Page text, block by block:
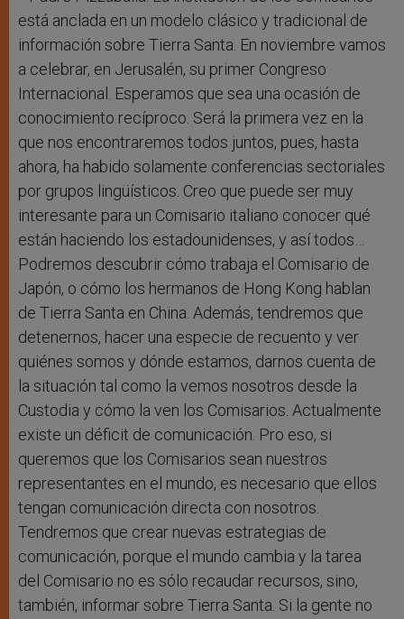
está anclada en un modelo clásico y tradicional de
información sobre Tierra Santa. En noviembre vamos
a celebrar, en Jerusalén, su primer Congreso
Internacional. Esperamos que sea una ocasión de
conocimiento recíproco. Será la primera vez en la
que nos encontraremos todos juntos, pues, hasta
ahora, ha habido solamente conferencias sectoriales
por grupos lingüísticos. Creo que puede ser muy
interesante para un Comisario italiano conocer qué
están haciendo los estadounidenses, y así todos…
Podremos descubrir cómo trabaja el Comisario de
Japón, o cómo los hermanos de Hong Kong hablan
de Tierra Santa en China. Además, tendremos que
detenernos, hacer una especie de recuento y ver
quiénes somos y dónde estamos, darnos cuenta de
la situación tal como la vemos nosotros desde la
Custodia y cómo la ven los Comisarios. Actualmente
existe un déficit de comunicación. Pro eso, si
queremos que los Comisarios sean nuestros
representantes en el mundo, es necesario que ellos
tengan comunicación directa con nosotros.
Tendremos que crear nuevas estrategias de
comunicación, porque el mundo cambia y la tarea
del Comisario no es sólo recaudar recursos, sino,
también, informar sobre Tierra Santa. Si la gente no